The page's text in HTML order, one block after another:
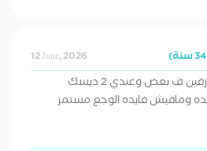
12 June, 2026
أنا مولوده بآخر فقرتين لازقين ف بعض وعندي 2 ديسك
ومافيش فايده الوجع مستمر